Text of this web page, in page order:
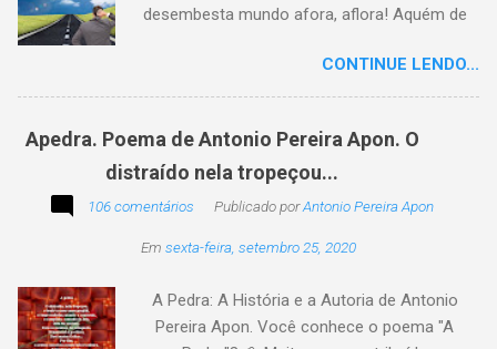
desembesta mundo afora, aflora! Aquém de
sem pitaco, intromissão... Antonio Pereira
Apon. No blog Filosofando na vida , a
uma frase, verso,
poesia, pensamento, mensagem… Sobre uma
imagem postada a cada quinzena. Acima, a
participação na segunda edição dessa
encantando . Segue a sós o caminhante,
itinerante pensador, sob o céu, sobre o
CONTINUE LENDO...
Apedra. Poema de Antonio Pereira Apon. O
distraído nela tropeçou...
106 comentários Publicado porAntonio Pereira Apon
Em sexta-feira, setembro 25, 2020
A Pedra: A História e a Autoria de Antonio
Pereira Apon. Você conhece o poema "A